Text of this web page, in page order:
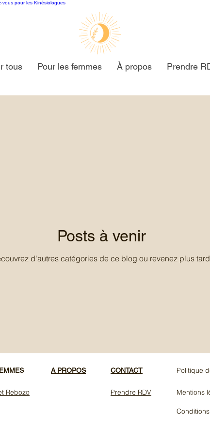
vous pour les Kinésiologues
tous Pour les femmes À propos Prendre
Posts à venir
d'autres catégories de ce blog ou revenez plus
A PROPOS
Rebozo
CONTACT Politique
Prendre RDV Mentions